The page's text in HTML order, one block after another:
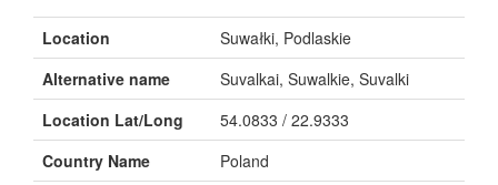
Location
Suwałki, Podlaskie
Alternative name
Suvalkai, Suwalkie, Suvalki
Location Lat/Long
54.0833 / 22.9333
Country Name
Poland